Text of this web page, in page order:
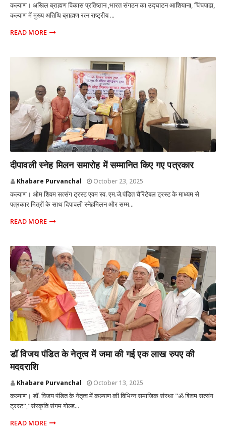
कल्याण। अखिल ब्राह्मण विकास प्रतिष्ठान ,भारत संगठन का उद्घाटन आशियाना, चिंचपाढा,
कल्याण में मुख्य अतिथि ब्राह्मण रत्न राष्ट्रीय ...
READ MORE
दीपावली स्नेह मिलन समारोह में सम्मानित किए गए पत्रकार
Khabare Purvanchal October 23, 2025
कल्याण। ओम शिवम सत्संग ट्रस्ट एवम स्व. एम.जे.पंडित चैरिटेबल ट्रस्ट के माध्यम से
पत्रकार मित्रों के साथ दिपावली स्नेहमिलन और सम्म...
READ MORE
डॉ विजय पंडित के नेतृत्व में जमा की गई एक लाख रुपए की
मददराशि
Khabare Purvanchal October 13, 2025
कल्याण। डॉ. विजय पंडित के नेतृत्व में कल्याण की विभिन्न समाजिक संस्था "ॐ शिवम सत्संग
ट्रस्ट","संस्कृति संगम गोल्ड...
READ MORE